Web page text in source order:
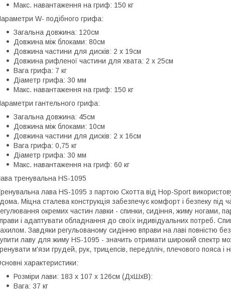
Макс. навантаження на гриф: 150 кг
W- подібного грифа:
Загальна довжина: 120см
Довжина між блоками: 80см
Довжина частини для дисків: 2 х 19см
Довжина рифленої частини для хвата: 2 х 25см
Вага грифа: 7 кг
Діаметр грифа: 30 мм
Макс. навантаження на гриф: 150 кг
гантельного грифа:
Загальна довжина: 45см
Довжина між блоками: 10см
Довжина частини для дисків: 2 х 16см
Вага грифа: 0,75 кг
Діаметр грифа: 30 мм
Макс. навантаження на гриф: 60 кг
тренувальна HS-1095
лава HS-1095 з партою Скотта від Hop-Sport
Міцна сталева конструкція забезпечує комфорт і безпеку під
окремих частин лавки - спинки, сидіння, жиму ногами,
і адаптувати обладнання до своїх індивідуальних потреб.
Завдяки регульованому сидінню вправи на лаві повністю
лаву для жиму HS-1095 - значить отримати широкий спектр
м'язи грудей, рук, трицепсів, передпліч, плечового пояса і
характеристики:
Розміри лави: 183 x 107 x 126см (ДхШхВ):
Вага: 37 кг